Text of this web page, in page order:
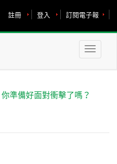
訂閱電子報
登入
註冊
Toggle
準備好面對衝擊了嗎？